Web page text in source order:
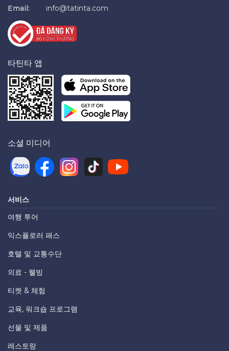
Email:
info@tatinta.com
타틴타 앱
소셜 미디어
서비스
여행 투어
익스플로러 패스
호텔 및 교통수단
의료 - 웰빙
티켓 & 체험
교육, 워크숍 프로그램
선물 및 제품
레스토랑